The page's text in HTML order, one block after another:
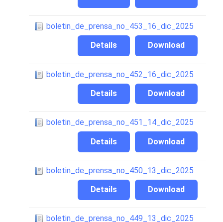
boletin_de_prensa_no_453_16_dic_2025
Download
Details
boletin_de_prensa_no_452_16_dic_2025
Download
Details
boletin_de_prensa_no_451_14_dic_2025
Download
Details
boletin_de_prensa_no_450_13_dic_2025
Download
Details
boletin_de_prensa_no_449_13_dic_2025